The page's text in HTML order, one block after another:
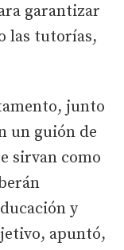
garantizar
las tutorías,
junto
un guión de
sirvan como
y
apuntó,